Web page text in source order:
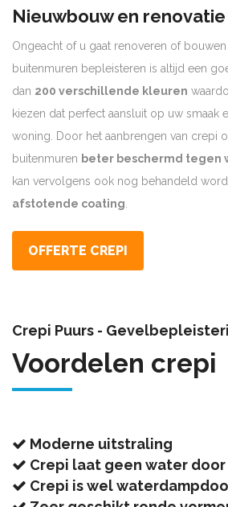
Nieuwbouw en
Ongeacht of u gaat renoveren of
buitenmuren bepleisteren is altijd een
dan 200 verschillende kleuren
kiezen dat perfect aansluit op uw smaak
woning. Door het aanbrengen van crepi
buitenmuren beter beschermd tegen
kan vervolgens ook nog behandeld
afstotende coating.
OFFERTE CREPI
Crepi Puurs -
Voordelen crepi
Moderne uitstraling
Crepi laat geen water door
Crepi is wel